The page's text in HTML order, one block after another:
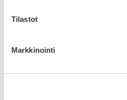
Tilastot
Markkinointi
Raskaana olevat ja imettävät
Vegaaninen ruokavalio